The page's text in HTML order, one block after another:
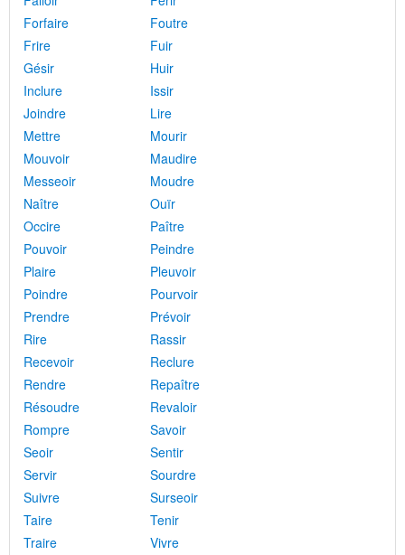
Forfaire
Foutre
Frire
Fuir
Gésir
Huir
Inclure
Issir
Joindre
Lire
Mettre
Mourir
Mouvoir
Maudire
Messeoir
Moudre
Naître
Ouïr
Occire
Paître
Pouvoir
Peindre
Plaire
Pleuvoir
Poindre
Pourvoir
Prendre
Prévoir
Rire
Rassir
Recevoir
Reclure
Rendre
Repaître
Résoudre
Revaloir
Rompre
Savoir
Seoir
Sentir
Servir
Sourdre
Suivre
Surseoir
Taire
Tenir
Traire
Vivre